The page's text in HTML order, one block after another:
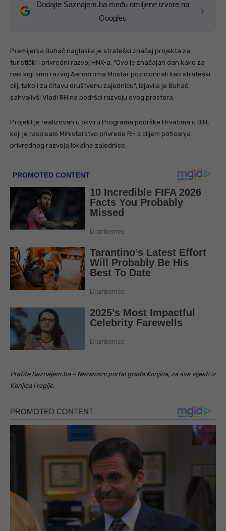
Dodajte Saznajem.ba među omiljene izvore na
Googleu
Premijerka Buhač naglasila je strateški značaj projekta za
turistički i privredni razvoj HNK-a. “Ovo je značajan dan kako za
nas koji smo razvoj Aerodroma Mostar pozicionirali kao strateški
cilj, tako i za čitavu društvenu zajednicu”, izjavila je Buhač,
zahvalivši Vladi RH na podršci razvoju ovog prostora.
Projekt je realizovan u okviru Programa podrške Hrvatima u BiH,
koji je raspisalo Ministarstvo privrede RH s ciljem poticanja
privrednog razvoja lokalne zajednice.
Pratite Saznajem.ba – Nezavisni portal grada Konjica, za sve vijesti iz
Konjica i regije.